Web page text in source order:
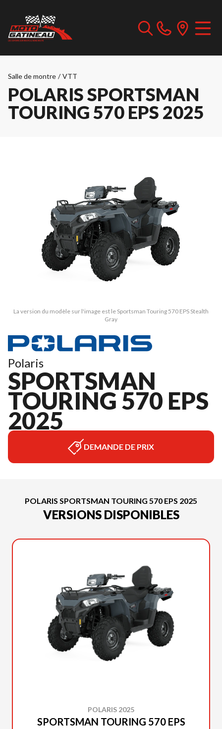
Salle de montre / VTT
POLARIS SPORTSMAN
TOURING 570 EPS 2025
La version du modèle sur l'image est le Sportsman Touring 570 EPS Stealth
Gray
Polaris
SPORTSMAN
TOURING 570 EPS
2025
DEMANDE DE PRIX
POLARIS SPORTSMAN TOURING 570 EPS 2025
VERSIONS DISPONIBLES
POLARIS 2025
SPORTSMAN TOURING 570 EPS